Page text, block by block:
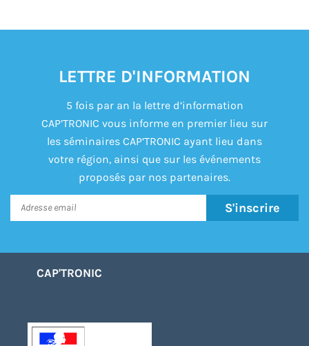
LETTRE D'INFORMATION
5 fois par an la lettre d’information
CAP’TRONIC vous informe en premier lieu sur
les séminaires CAP’TRONIC ayant lieu dans
votre région, ainsi que sur les événements
proposés par nos partenaires.
S'inscrire
CAP'TRONIC